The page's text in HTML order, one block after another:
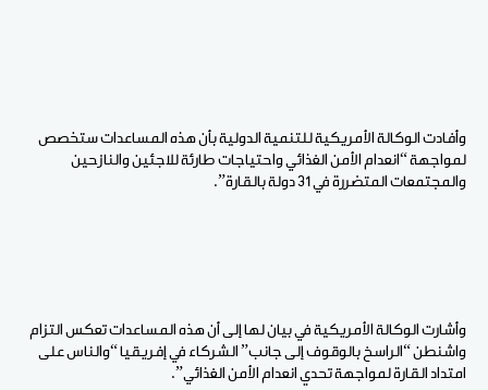
وأفادت الوكالة الأمريكية للتنمية الدولية بأن هذه المساعدات ستخصص
لمواجهة “انعدام الأمن الغذائي واحتياجات طارئة للاجئين والنازحين
والمجتمعات المتضررة في 31 دولة بالقارة”.
وأشارت الوكالة الأمريكية في بيان لها إلى أن هذه المساعدات تعكس التزام
واشنطن “الراسخ بالوقوف إلى جانب” الشركاء في إفريقيا “والناس على
امتداد القارة لمواجهة تحدي انعدام الأمن الغذائي”.